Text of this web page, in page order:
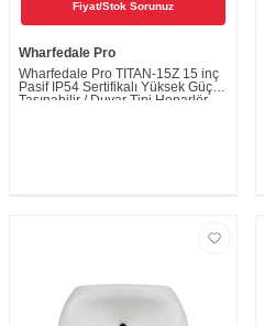
Fiyat/Stok Sorunuz
Wharfedale Pro
Wharfedale Pro TITAN-15Z 15 inç
Pasif IP54 Sertifikalı Yüksek Güçlü
Taşınabilir / Duvar Tipi Hoparlör